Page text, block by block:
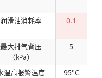
润滑油消耗率 0.1
最大排气背压
（kPa）
5
温高报警温度 95°C